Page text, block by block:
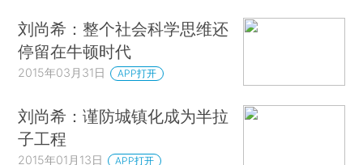
刘尚希：整个社会科学思维还
停留在牛顿时代
2015年03月31日 APP打开
刘尚希：谨防城镇化成为半拉
子工程
2015年01月13日 APP打开